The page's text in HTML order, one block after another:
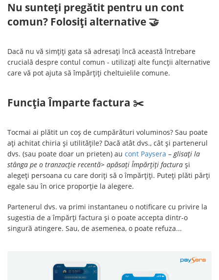
Nu sunteți pregătit pentru un cont
comun? Folosiți alternative 🤝
Dacă nu vă simțiți gata să adresați încă această întrebare
crucială despre contul comun - utilizați alte funcții alternative
care vă pot ajuta să împărțiți cheltuielile comune.
Funcția Împarte factura ✂️
Tocmai ai plătit un coș de cumpărături voluminos? Sau poate
ați achitat chiria și utilitățile? Dacă atât dvs., cât și partenerul
dvs. (sau poate doar un prieten) au cont Paysera –glisați la
stânga pe o tranzacție recentă> apăsați Împărțiți factura și
alegeți persoana cu care doriți să o împărțiți. Puteți plăti părți
egale sau în orice proporție la alegere.
Partenerul dvs. va primi instantaneu o notificare cu privire la
sugestia de a împărți factura și o poate accepta dintr-o
singură atingere. Sau, de asemenea, o poate refuza...